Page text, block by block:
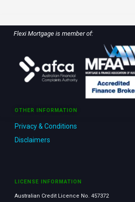
LICENSE INFORMATION
Australian Credit Licence No. 457372
OTHER INFORMATION
Privacy & Conditions
Disclaimers
Flexi Mortgage is member of: